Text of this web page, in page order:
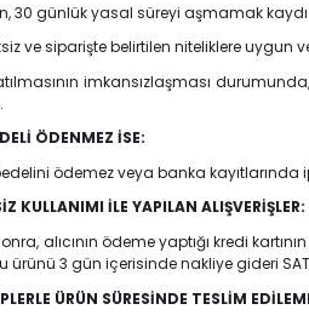
30 günlük yasal süreyi aşmamak
ve siparişte belirtilen niteliklere
imkansızlaşması
ÖDENMEZ İSE:
bedelini ödemez veya banka
KULLANIMI İLE YAPILAN ALIŞVERİŞLER:
alıcının ödeme yaptığı kredi
ürünü 3 gün içerisinde nakliye gideri
ÜRÜN SÜRESİNDE TESLİM